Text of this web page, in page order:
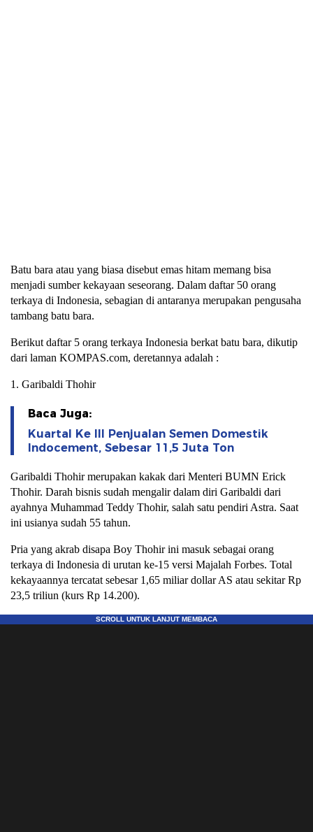
Batu bara atau yang biasa disebut emas hitam memang bisa
menjadi sumber kekayaan seseorang. Dalam daftar 50 orang
terkaya di Indonesia, sebagian di antaranya merupakan pengusaha
tambang batu bara.
Berikut daftar 5 orang terkaya Indonesia berkat batu bara, dikutip
dari laman KOMPAS.com, deretannya adalah :
1. Garibaldi Thohir
Baca Juga:
Kuartal Ke III Penjualan Semen Domestik
Indocement, Sebesar 11,5 Juta Ton
Garibaldi Thohir merupakan kakak dari Menteri BUMN Erick
Thohir. Darah bisnis sudah mengalir dalam diri Garibaldi dari
ayahnya Muhammad Teddy Thohir, salah satu pendiri Astra. Saat
ini usianya sudah 55 tahun.
Pria yang akrab disapa Boy Thohir ini masuk sebagai orang
terkaya di Indonesia di urutan ke-15 versi Majalah Forbes. Total
kekayaannya tercatat sebesar 1,65 miliar dollar AS atau sekitar Rp
23,5 triliun (kurs Rp 14.200).